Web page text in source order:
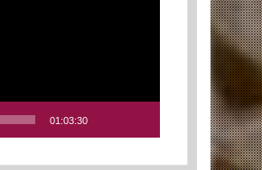
01:03:30